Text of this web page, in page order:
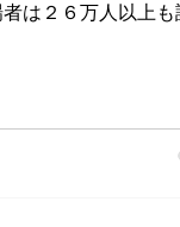
は２６万人以上も